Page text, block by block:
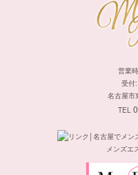
営業
受付
名古屋市
TEL
メンズエ